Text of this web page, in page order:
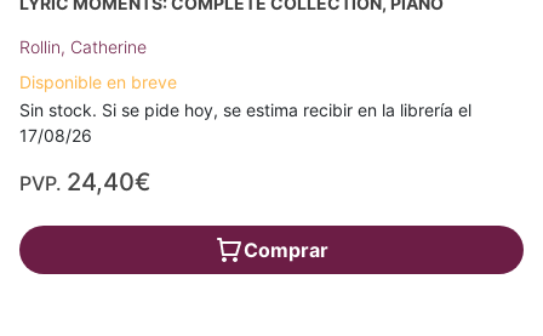
Rollin, Catherine
Disponible en breve
Sin stock. Si se pide hoy, se estima recibir en la librería el
17/08/26
PVP. 24,40€
Comprar